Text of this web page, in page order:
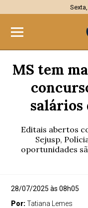
MS tem
salários
Editais abertos
Sejusp,
oportunidades
28/07/2025 às 08h05
Por:Tatiana Lemes